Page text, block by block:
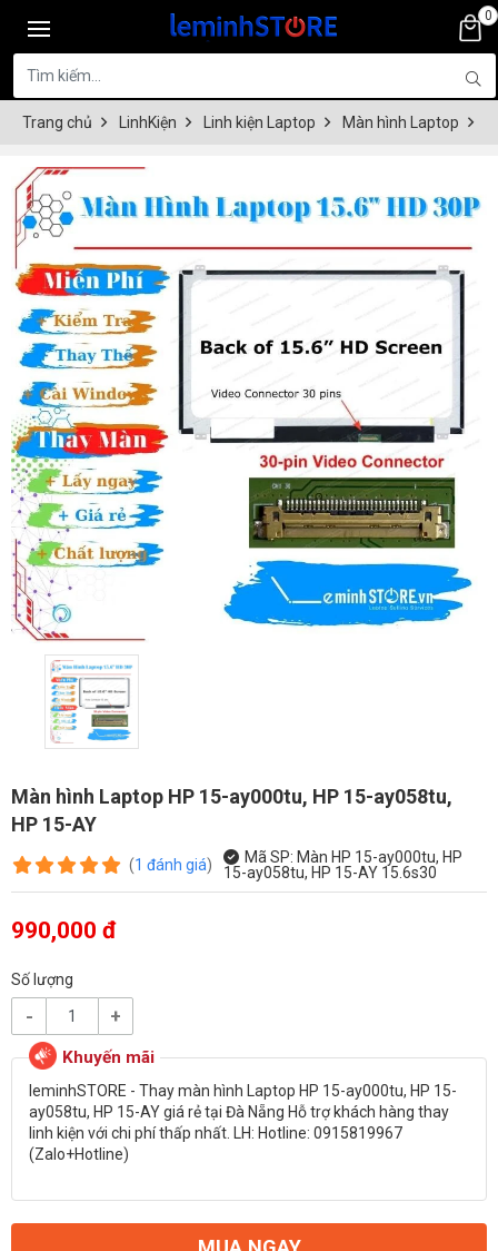
0
Trang chủ LinhKiện Linh kiện Laptop Màn hình Laptop
Màn hình Laptop HP 15-ay000tu, HP 15-ay058tu,
HP 15-AY
(1 đánh giá) Mã SP: Màn HP 15-ay000tu, HP
15-ay058tu, HP 15-AY 15.6s30
990,000 đ
Số lượng
- +
leminhSTORE - Thay màn hình Laptop HP 15-ay000tu, HP 15-
ay058tu, HP 15-AY giá rẻ tại Đà Nẵng Hỗ trợ khách hàng thay
linh kiện với chi phí thấp nhất. LH: Hotline: 0915819967
(Zalo+Hotline)